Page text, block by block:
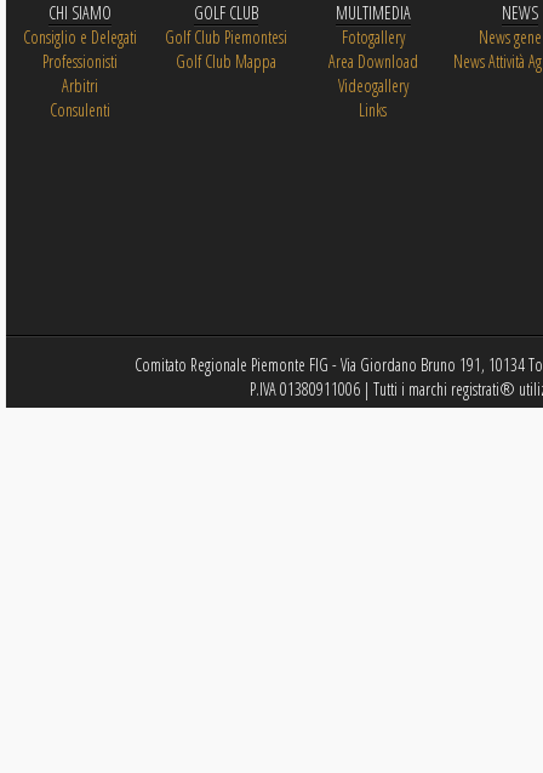
CHI SIAMO
Consiglio e Delegati
Professionisti
Arbitri
Consulenti
GOLF CLUB
Golf Club Piemontesi
Golf Club Mappa
MULTIMEDIA
Fotogallery
Area Download
Videogallery
Links
NEWS
News
News Attività
Comitato Regionale Piemonte FIG - Via Giordano Bruno 191, 10134
P.IVA 01380911006 | Tutti i marchi registrati®